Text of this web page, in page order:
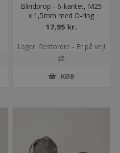
Blindprop - 6-kantet, M25
x 1,5mm med O-ring
17,95 kr.
Lager: Restordre - Er på vej!
KØB